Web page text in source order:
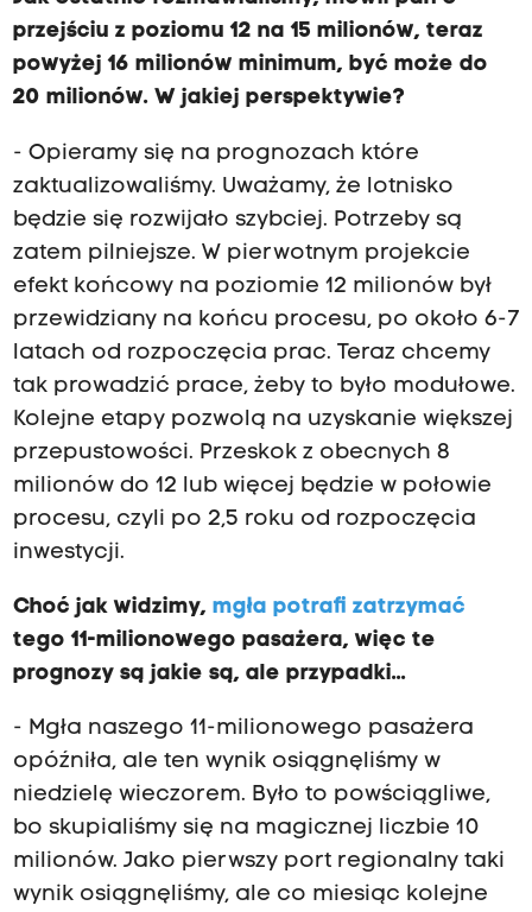
przejściu z poziomu 12 na 15 milionów, teraz
powyżej 16 milionów minimum, być może do
20 milionów. W jakiej perspektywie?
- Opieramy się na prognozach które
zaktualizowaliśmy. Uważamy, że lotnisko
będzie się rozwijało szybciej. Potrzeby są
zatem pilniejsze. W pierwotnym projekcie
efekt końcowy na poziomie 12 milionów był
przewidziany na końcu procesu, po około 6-7
latach od rozpoczęcia prac. Teraz chcemy
tak prowadzić prace, żeby to było modułowe.
Kolejne etapy pozwolą na uzyskanie większej
przepustowości. Przeskok z obecnych 8
milionów do 12 lub więcej będzie w połowie
procesu, czyli po 2,5 roku od rozpoczęcia
inwestycji.
Choć jak widzimy, mgła potrafi zatrzymać
tego 11-milionowego pasażera, więc te
prognozy są jakie są, ale przypadki...
- Mgła naszego 11-milionowego pasażera
opóźniła, ale ten wynik osiągnęliśmy w
niedzielę wieczorem. Było to powściągliwe,
bo skupialiśmy się na magicznej liczbie 10
milionów. Jako pierwszy port regionalny taki
wynik osiągnęliśmy, ale co miesiąc kolejne